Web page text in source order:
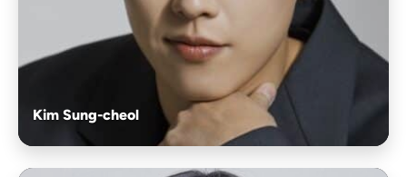
Kim Sung-cheol